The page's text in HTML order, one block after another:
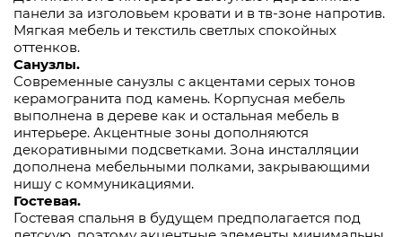
панели за изголовьем кровати и в тв-зоне напротив.
Мягкая мебель и текстиль светлых спокойных
оттенков.
Санузлы.
Современные санузлы с акцентами серых тонов
керамогранита под камень. Корпусная мебель
выполнена в дереве как и остальная мебель в
интерьере. Акцентные зоны дополняются
декоративными подсветками. Зона инсталляции
дополнена мебельными полками, закрывающими
нишу с коммуникациями.
Гостевая.
Гостевая спальня в будущем предполагается под